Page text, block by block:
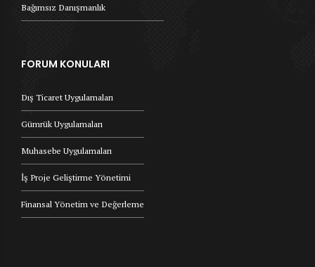
Bağımsız Danışmanlık
FORUM KONULARI
Dış Ticaret Uygulamaları
Gümrük Uygulamaları
Muhasebe Uygulamaları
İş Proje Geliştirme Yönetimi
Finansal Yönetim ve Değerleme